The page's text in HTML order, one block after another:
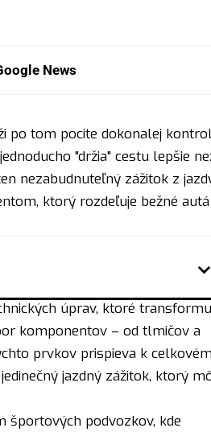
News
po tom pocite dokonalej
"držia" cestu lepšie
nezabudnuteľný zážitok z
ktorý rozdeľuje bežné
úprav, ktoré
komponentov – od tlmičov a
prvkov prispieva k
jazdný zážitok, ktorý
športových podvozkov, kde